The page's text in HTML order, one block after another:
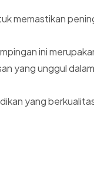
memastikan
ini
yang unggul
yang